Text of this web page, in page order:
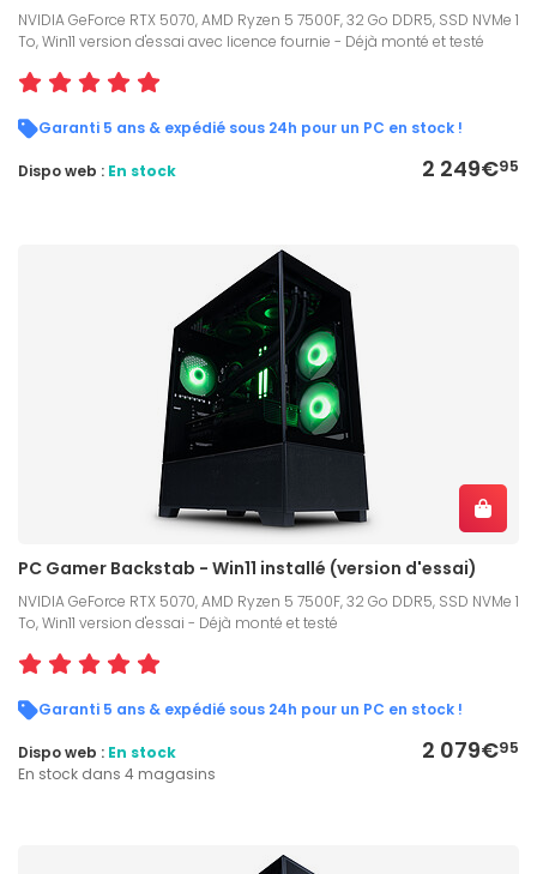
NVIDIA GeForce RTX 5070, AMD Ryzen 5 7500F, 32 Go DDR5, SSD NVMe 1
To, Win11 version d'essai avec licence fournie - Déjà monté et testé
Garanti 5 ans & expédié sous 24h pour un PC en stock !
2 249€95
Dispo web : En stock
PC Gamer Backstab - Win11 installé (version d'essai)
NVIDIA GeForce RTX 5070, AMD Ryzen 5 7500F, 32 Go DDR5, SSD NVMe 1
To, Win11 version d'essai - Déjà monté et testé
Garanti 5 ans & expédié sous 24h pour un PC en stock !
2 079€95
Dispo web : En stock
En stock dans 4 magasins